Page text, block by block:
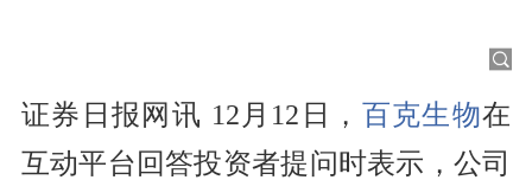
证券日报网讯 12月12日， 百克生物在
互动平台回答投资者提问时表示，公司